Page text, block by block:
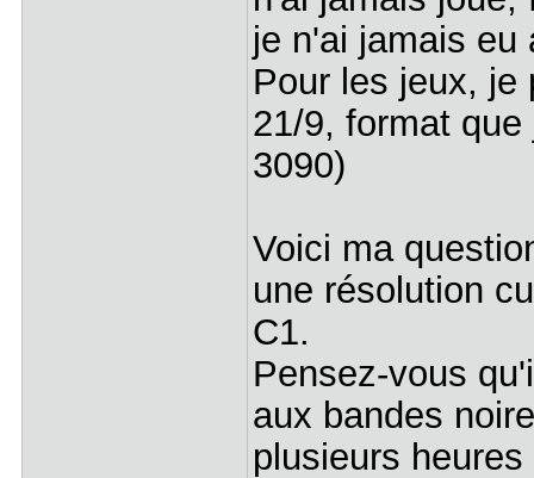
je n'ai jamais eu
Pour les jeux, je
21/9, format
3090)
Voici ma
une résolution
C1.
Pensez-vous
aux bandes
plusieurs heures